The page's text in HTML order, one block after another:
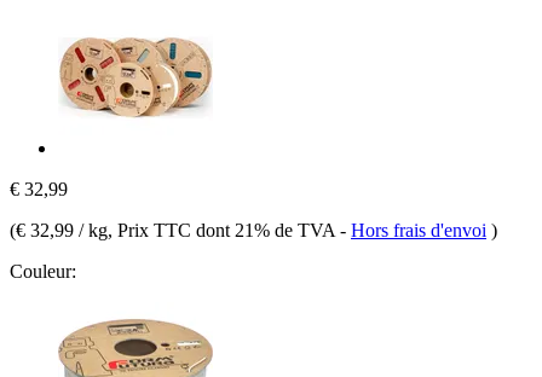
€ 32,99
(€ 32,99 / kg, Prix TTC dont 21% de TVA - Hors frais d'envoi )
Couleur: